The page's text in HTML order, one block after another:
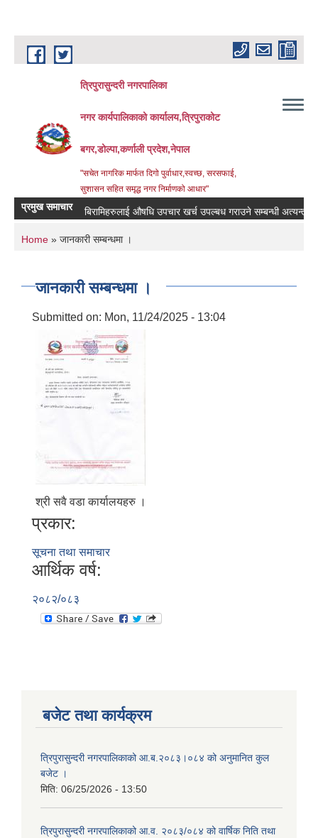
Skip to main content
त्रिपुरासुन्दरी नगरपालिका
नगर कार्यपालिकाको कार्यालय,त्रिपुराकोट
बगर,डोल्पा,कर्णाली प्रदेश,नेपाल
"सचेत नागरिक मार्फत दिगो पुर्वाधार,स्वच्छ, सरसफाई,
सुशासन सहित समृद्ध नगर निर्माणको आधार"
प्रमुख समाचारबिरामिहरुलाई ‍‌औषधि उपचार खर्च उपल्बध गराउने सम्बन्धी अत्यन्त जरुरी
You are here
Home » जानकारी सम्बन्धमा ।
जानकारी सम्बन्धमा ।
Submitted on: Mon, 11/24/2025 - 13:04
श्री सवै वडा कार्यालयहरु ।
प्रकार:
सूचना तथा समाचार
आर्थिक वर्ष:
२०८२/०८३
बजेट तथा कार्यक्रम
त्रिपुरासुन्दरी नगरपालिकाको आ.ब.२०८३।०८४ को अनुमानित कुल
बजेट ।
मिति: 06/25/2026 - 13:50
त्रिपुरासुन्दरी नगरपालिकाको आ.व. २०८३/०८४ को वार्षिक निति तथा